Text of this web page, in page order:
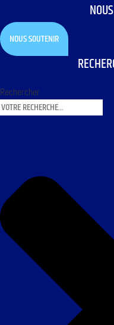
NOUS SOUTENIR
Rechercher